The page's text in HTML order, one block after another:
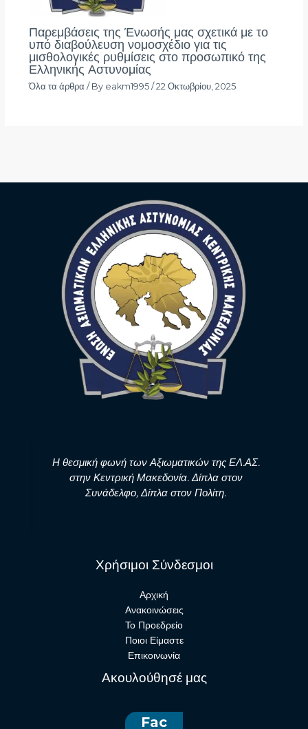
Παρεμβάσεις της Ένωσής μας σχετικά με το
υπό διαβούλευση νομοσχέδιο για τις
μισθολογικές ρυθμίσεις στο προσωπικό της
Ελληνικής Αστυνομίας
Όλα τα άρθρα / By eakm1995 / 22 Οκτωβρίου, 2025
Η θεσμική φωνή των Αξιωματικών της ΕΛ.ΑΣ.
στην Κεντρική Μακεδονία. Δίπλα στον
Συνάδελφο, Δίπλα στον Πολίτη.
Χρήσιμοι Σύνδεσμοι
Αρχική
Ανακοινώσεις
Το Προεδρείο
Ποιοι Είμαστε
Επικοινωνία
Ακουλούθησέ μας
Fac